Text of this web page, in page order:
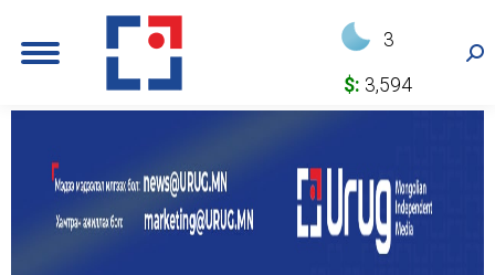
3
$: 3,594